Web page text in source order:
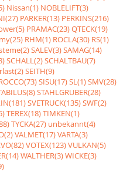
Nissan(1) NOBLELIFT(3)
PARKER(13) PERKINS(216)
PRAMAC(23)QTECK(19)
RHM(1) ROCLA(30) RS(1)
SALEV(3)SAMAG(14)
SCHALL(2)SCHALTBAU(7)
SEITH(9)
SISU(17)SL(1)SMV(28)
STAHLGRUBER(28)
SVETRUCK(135)SWF(2)
TEREX(18)TIMKEN(1)
TYCKA(27) unbekannt(4)
VALMET(17)VARTA(3)
VOTEX(123)VULKAN(5)
WALTHER(3)WICKE(3)